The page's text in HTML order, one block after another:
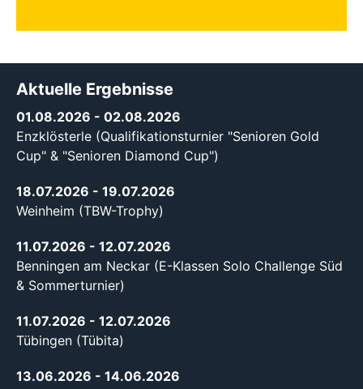
Aktuelle Ergebnisse
01.08.2026 - 02.08.2026
Enzklösterle (Qualifikationsturnier "Senioren Gold
Cup" & "Senioren Diamond Cup")
18.07.2026 - 19.07.2026
Weinheim (TBW-Trophy)
11.07.2026 - 12.07.2026
Benningen am Neckar (E-Klassen Solo Challenge Süd
& Sommerturnier)
11.07.2026 - 12.07.2026
Tübingen (Tübita)
13.06.2026 - 14.06.2026